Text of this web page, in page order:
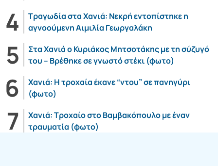
Τραγωδία στα Χανιά: Νεκρή εντοπίστηκε η
αγνοούμενη Αιμιλία Γεωργαλάκη
Στα Χανιά ο Κυριάκος Μητσοτάκης με τη σύζυγό
του – Βρέθηκε σε γνωστό στέκι (φωτο)
Χανιά: Η τροχαία έκανε “ντου” σε πανηγύρι
(φωτο)
Χανιά: Τροχαίο στο Βαμβακόπουλο με έναν
τραυματία (φωτο)